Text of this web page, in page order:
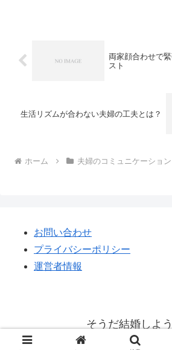
両家顔合わせで
スト
生活リズムが合わない夫婦の工夫とは？
ホーム 夫婦のコミュニケーショ
お問い合わせ
プライバシーポリシー
運営者情報
そうだ結婚しよう
© 2023 そうだ結婚しよ